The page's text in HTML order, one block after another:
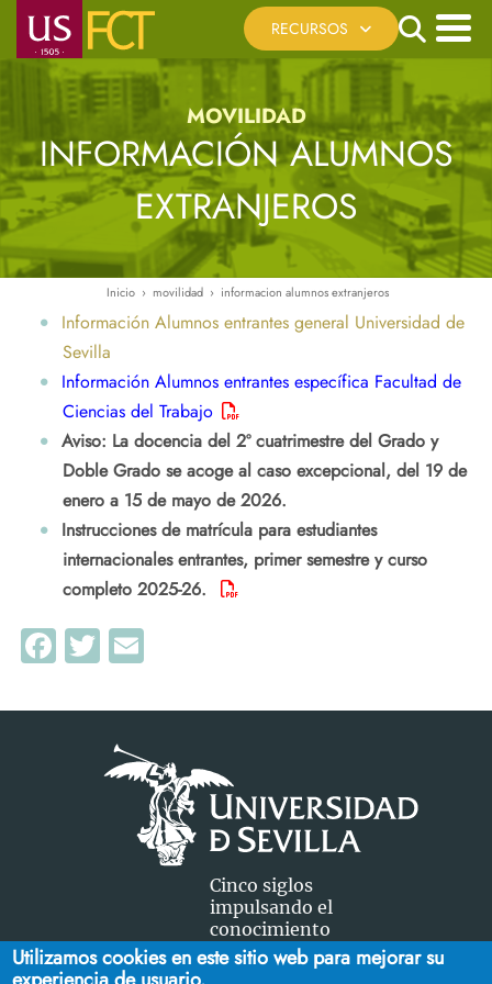
Pasar
contenido
RECURSOS
Cita Previa
Registro Telemático
Sede Electrónica US
Reserva de Espacios
Recursos Virtuales
Ayúdanos a mejorar
Search
Menú
principal MOVILIDAD
INFORMACIÓN ALUMNOS
EXTRANJEROS
navegación
Inicio movilidad informacion alumnos extranjeros
Información Alumnos entrantes general Universidad de
Sevilla
Información Alumnos entrantes específica Facultad de
Ciencias del Trabajo
Aviso: La docencia del 2º cuatrimestre del Grado y
Doble Grado se acoge al caso excepcional, del 19 de
enero a 15 de mayo de 2026.
Instrucciones de matrícula para estudiantes
internacionales entrantes, primer semestre y curso
completo 2025-26.
Facebook
Twitter
Cinco siglos
impulsando el
conocimiento
Utilizamos cookies en este sitio web para mejorar su